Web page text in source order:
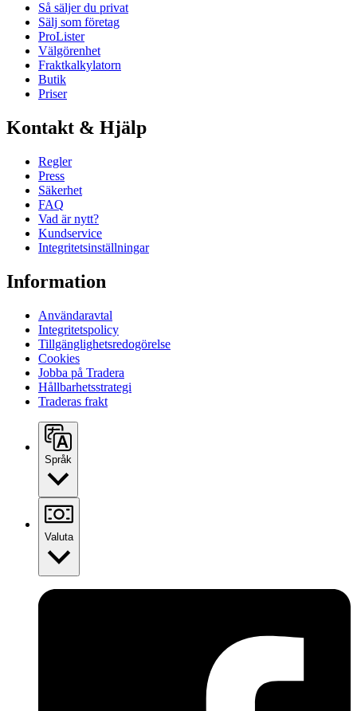
Så säljer du privat
Sälj som företag
ProLister
Välgörenhet
Fraktkalkylatorn
Butik
Priser
Kontakt & Hjälp
Regler
Press
Säkerhet
FAQ
Vad är nytt?
Kundservice
Integritetsinställningar
Information
Användaravtal
Integritetspolicy
Tillgänglighetsredogörelse
Cookies
Jobba på Tradera
Hållbarhetsstrategi
Traderas frakt
Språk
Valuta